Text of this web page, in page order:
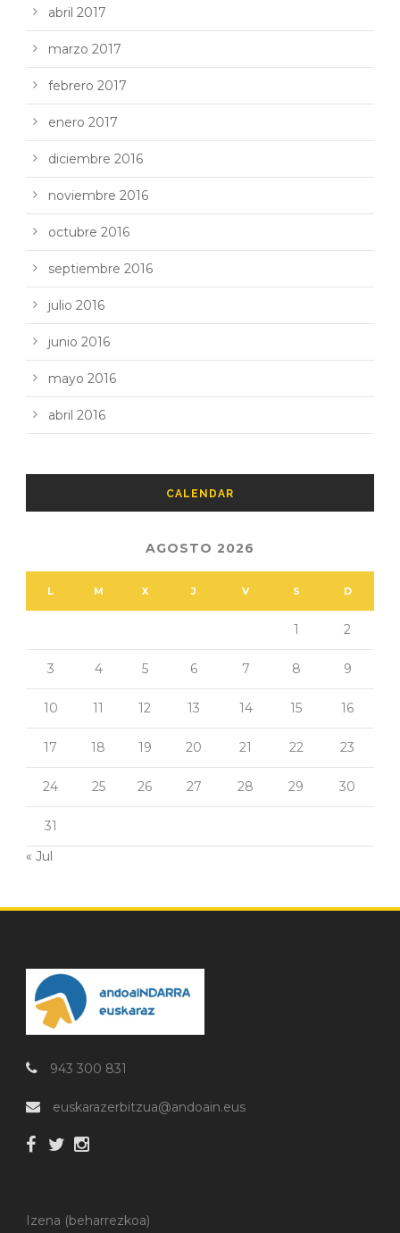
abril 2017
marzo 2017
febrero 2017
enero 2017
diciembre 2016
noviembre 2016
octubre 2016
septiembre 2016
julio 2016
junio 2016
mayo 2016
abril 2016
CALENDAR
AGOSTO 2026
L M X J V S D
1 2
3 4 5 6 7 8 9
10 11 12 13 14 15 16
17 18 19 20 21 22 23
24 25 26 27 28 29 30
31
« Jul
943 300 831
euskarazerbitzua@andoain.eus
Izena (beharrezkoa)